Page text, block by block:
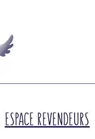
ESPACE REVENDEURS